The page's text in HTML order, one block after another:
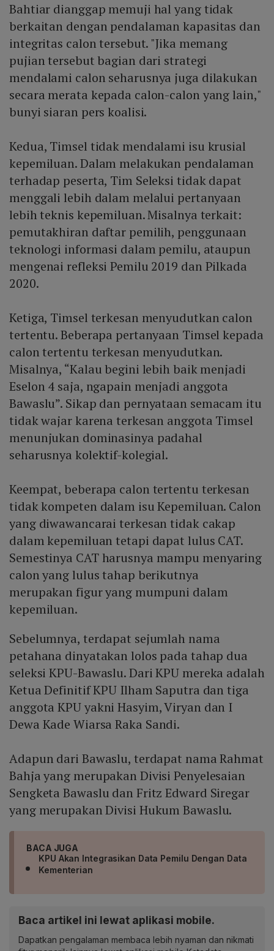
Bahtiar dianggap memuji hal yang tidak
berkaitan dengan pendalaman kapasitas dan
integritas calon tersebut. "Jika memang
pujian tersebut bagian dari strategi
mendalami calon seharusnya juga dilakukan
secara merata kepada calon-calon yang lain,"
bunyi siaran pers koalisi.
Kedua, Timsel tidak mendalami isu krusial
kepemiluan. Dalam melakukan pendalaman
terhadap peserta, Tim Seleksi tidak dapat
menggali lebih dalam melalui pertanyaan
lebih teknis kepemiluan. Misalnya terkait:
pemutakhiran daftar pemilih, penggunaan
teknologi informasi dalam pemilu, ataupun
mengenai refleksi Pemilu 2019 dan Pilkada
2020.
Ketiga, Timsel terkesan menyudutkan calon
tertentu. Beberapa pertanyaan Timsel kepada
calon tertentu terkesan menyudutkan.
Misalnya, “Kalau begini lebih baik menjadi
Eselon 4 saja, ngapain menjadi anggota
Bawaslu”. Sikap dan pernyataan semacam itu
tidak wajar karena terkesan anggota Timsel
menunjukan dominasinya padahal
seharusnya kolektif-kolegial.
Keempat, beberapa calon tertentu terkesan
tidak kompeten dalam isu Kepemiluan. Calon
yang diwawancarai terkesan tidak cakap
dalam kepemiluan tetapi dapat lulus CAT.
Semestinya CAT harusnya mampu menyaring
calon yang lulus tahap berikutnya
merupakan figur yang mumpuni dalam
kepemiluan.
Sebelumnya, terdapat sejumlah nama
petahana dinyatakan lolos pada tahap dua
seleksi KPU-Bawaslu. Dari KPU mereka adalah
Ketua Definitif KPU Ilham Saputra dan tiga
anggota KPU yakni Hasyim, Viryan dan I
Dewa Kade Wiarsa Raka Sandi.
Adapun dari Bawaslu, terdapat nama Rahmat
Bahja yang merupakan Divisi Penyelesaian
Sengketa Bawaslu dan Fritz Edward Siregar
yang merupakan Divisi Hukum Bawaslu.
BACA JUGA
KPU Akan Integrasikan Data Pemilu Dengan Data
Kementerian
Baca artikel ini lewat aplikasi mobile.
Dapatkan pengalaman membaca lebih nyaman dan nikmati